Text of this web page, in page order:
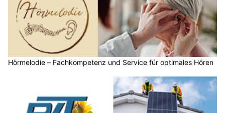
Hörmelodie – Fachkompetenz und Service für optimales Hören